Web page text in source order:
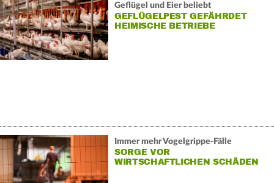
Geflügel und Eier beliebt
GEFLÜGELPEST GEFÄHRDET
HEIMISCHE BETRIEBE
Immer mehr Vogelgrippe-Fälle
SORGE VOR
WIRTSCHAFTLICHEN SCHÄDEN